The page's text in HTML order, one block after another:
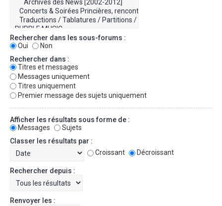
Rechercher dans les sous-forums :
Oui
Non
Rechercher dans :
Titres et messages
Messages uniquement
Titres uniquement
Premier message des sujets uniquement
Afficher les résultats sous forme de :
Messages
Sujets
Classer les résultats par :
Croissant
Décroissant
Rechercher depuis :
Renvoyer les :